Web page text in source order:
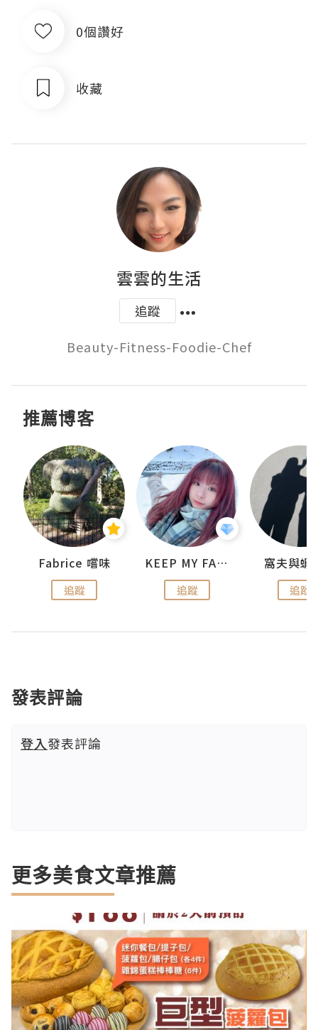
0個讚好
收藏
雲雲的生活
追蹤
Beauty-Fitness-Foodie-Chef
推薦博客
Fabrice 嚐味
追蹤
KEEP MY FAITH
追蹤
窩夫與蝦
追蹤
發表評論
登入發表評論
更多美食文章推薦